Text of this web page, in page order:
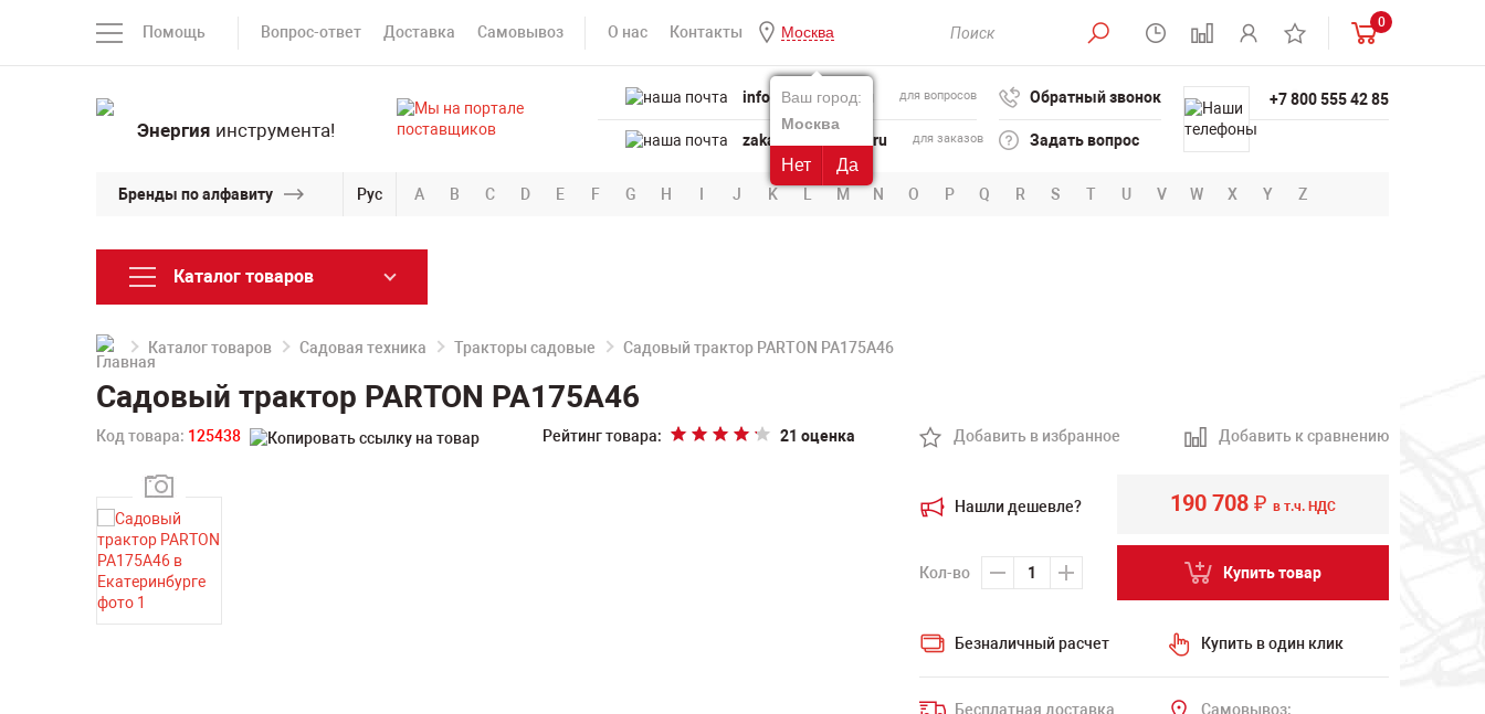
Помощь Вопрос-ответ Доставка Самовывоз О нас Контакты Москва
Ваш город:
Москва
Нет Да
0
Энергия инструмента!
info@powertool.ru для вопросов
zakaz@powertool.ru для заказов
Обратный звонок
Задать вопрос
+7 800 555 42 85
Бренды по алфавиту Рус A B C D E F G H I J K L M N O P Q R S T U V W X Y Z
Каталог товаров
Каталог товаров Садовая техника Тракторы садовые Садовый трактор PARTON PA175A46
Садовый трактор PARTON PA175A46
Код товара: 125438 Рейтинг товара: 21 оценка Добавить в избранное Добавить к сравнению
Нашли дешевле?
Кол-во
190 708 ₽ в т.ч. НДС
Купить товар
Безналичный расчет Купить в один клик
Бесплатная доставка Самовывоз: